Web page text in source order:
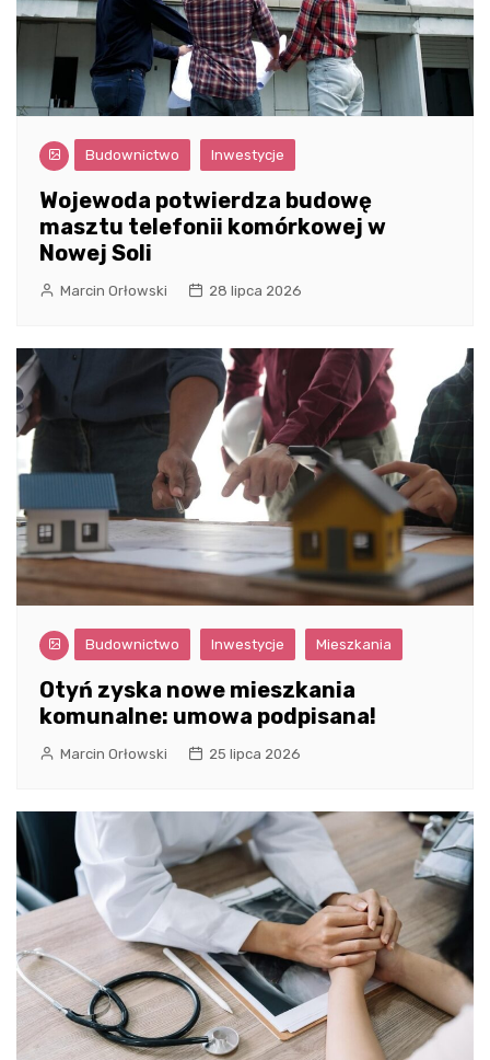
Budownictwo Inwestycje
Wojewoda potwierdza budowę
masztu telefonii komórkowej w
Nowej Soli
Marcin Orłowski 28 lipca 2026
Budownictwo Inwestycje Mieszkania
Otyń zyska nowe mieszkania
komunalne: umowa podpisana!
Marcin Orłowski 25 lipca 2026